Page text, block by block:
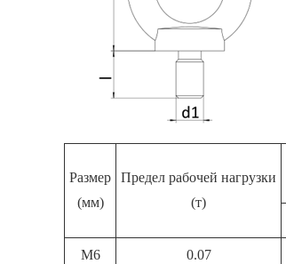
Размер
(мм)
Предел рабочей нагрузки
(т)
M6 0.07